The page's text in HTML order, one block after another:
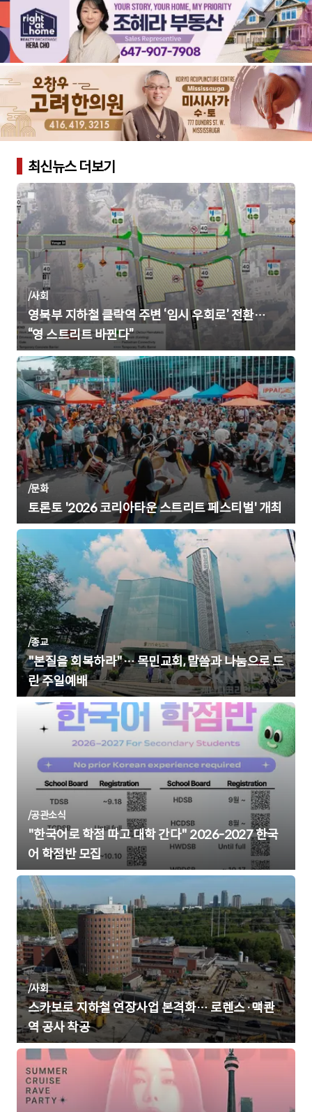
최신뉴스 더보기
/사회
영북부 지하철 클락역 주변 ‘임시 우회로’ 전환…
“영 스트리트 바뀐다”
/문화
토론토 '2026 코리아타운 스트리트 페스티벌' 개최
/종교
"본질을 회복하라"… 목민교회, 말씀과 나눔으로 드
린 주일예배
/공관소식
"한국어로 학점 따고 대학 간다" 2026-2027 한국
어 학점반 모집
/사회
스카보로 지하철 연장사업 본격화… 로렌스·맥콴
역 공사 착공